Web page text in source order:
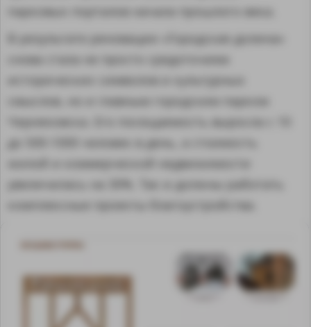
парковых порталов начала прошлого века.
В результате реновации «Городская долина»
снова стала не просто средоточием
исторических символов и культурных
смыслов, но и главным городским парком
Черняховска. Его посещаемость выросла с 10
до 500-1000 человек в день, а стоимость
жилой и коммерческой недвижимости
увеличилась на 30%. Так и должны работать
комплексные проекты благоустройства.